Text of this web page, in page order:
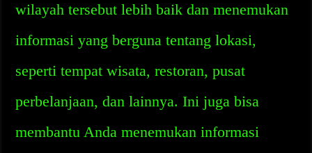
wilayah tersebut lebih baik dan menemukan
informasi yang berguna tentang lokasi,
seperti tempat wisata, restoran, pusat
perbelanjaan, dan lainnya. Ini juga bisa
membantu Anda menemukan informasi